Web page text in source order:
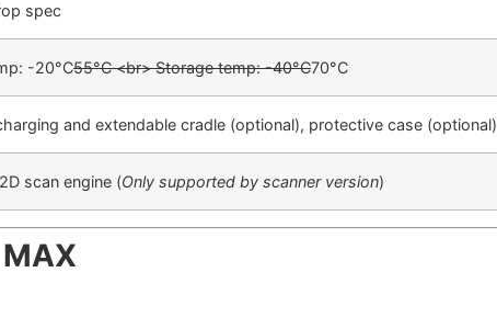
spec
-20°C55°C <br> Storage temp: -40°C70°C
and extendable cradle (optional), protective case (optional)
scan engine (Only supported by scanner version)